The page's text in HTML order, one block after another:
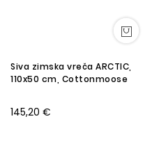
Siva zimska vreča ARCTIC,
110x50 cm, Cottonmoose
145,20 €